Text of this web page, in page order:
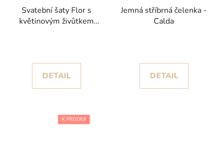
Svatební šaty Flor s
květinovým živůtkem
DETAIL
Jemná stříbrná čelenka -
Calda
DETAIL
K PRODEJI